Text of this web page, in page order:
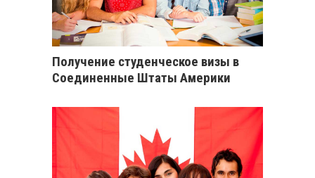
Получение студенческое визы в
Соединенные Штаты Америки